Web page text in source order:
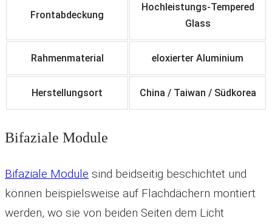
Frontabdeckung
Hochleistungs-Tempered
Glass
Rahmenmaterial eloxierter Aluminium
Herstellungsort China / Taiwan / Südkorea
Bifaziale Module
Bifaziale Module sind beidseitig beschichtet und
können beispielsweise auf Flachdächern montiert
werden, wo sie von beiden Seiten dem Licht